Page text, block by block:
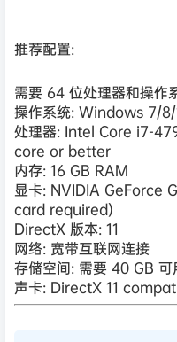
推荐配置:
需要 64 位处理器和操作
操作系统: Windows 7/
处理器: Intel Core i7-
core or better
内存: 16 GB RAM
显卡: NVIDIA GeForce
card required)
DirectX 版本: 11
网络: 宽带互联网连接
存储空间: 需要 40 GB 可
声卡: DirectX 11